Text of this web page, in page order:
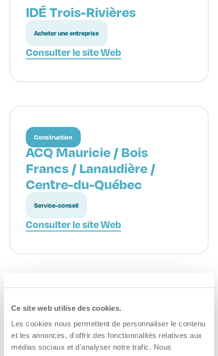
Ce site web utilise des cookies.
Les cookies nous permettent de personnaliser le contenu
et les annonces, d'offrir des fonctionnalités relatives aux
médias sociaux et d'analyser notre trafic. Nous
IDÉ Trois-Rivières
Acheter une entreprise
Consulter le site Web
Construction
ACQ Mauricie / Bois
Francs / Lanaudière /
Centre-du-Québec
Service-conseil
Consulter le site Web
Fonds Mauricie
Consulter le site Web